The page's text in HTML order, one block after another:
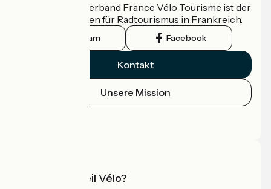
Der nationale Verband France Vélo Tourisme ist der
offizielle Leitfaden für Radtourismus in Frankreich.
Instagram Facebook
Kontakt
Unsere Mission
Was ist Accueil Vélo?